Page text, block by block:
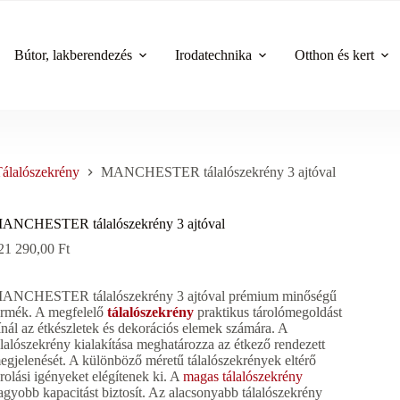
Bútor, lakberendezés Irodatechnika Otthon és kert
MANCHESTER tálalószekrény 3 ajtóval
tálalószekrény 3 ajtóval
290,00Ft
tálalószekrény 3 ajtóval prémium minőségű
A megfelelőtálalószekrény praktikus tárolómegoldást
az étkészletek és dekorációs elemek számára. A
kialakítása meghatározza az étkező rendezett
A különböző méretű tálalószekrények eltérő
igényeket elégítenek ki. Amagas tálalószekrény
kapacitást biztosít. Az alacsonyabb tálalószekrény